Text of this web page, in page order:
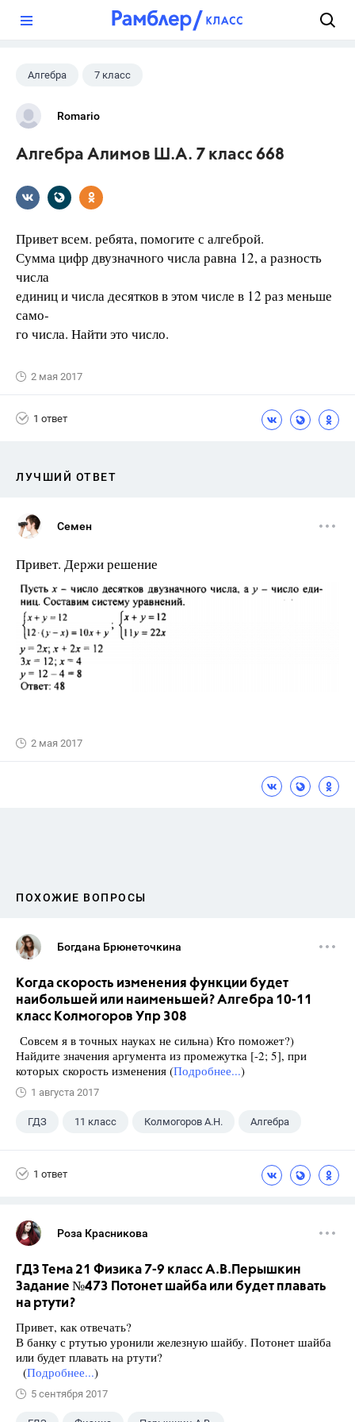
Алгебра 7 класс
Romario
Алгебра Алимов Ш.А. 7 класс 668
Привет всем. ребята, помогите с алгеброй.
Сумма цифр двузначного числа равна 12, а разность
числа
единиц и числа десятков в этом числе в 12 раз меньше
само-
го числа. Найти это число.
2 мая 2017
1 ответ
ЛУЧШИЙ ОТВЕТ
Семен
Привет. Держи решение
2 мая 2017
ПОХОЖИЕ ВОПРОСЫ
Богдана Брюнеточкина
Когда скорость изменения функции будет
наибольшей или наименьшей? Алгебра 10-11
класс Колмогоров Упр 308
Совсем я в точных науках не сильна) Кто поможет?)
Найдите значения аргумента из промежутка [-2; 5], при
которых скорость изменения (Подробнее...)
1 августа 2017
ГДЗ 11 класс Колмогоров А.Н. Алгебра
1 ответ
Роза Красникова
ГДЗ Тема 21 Физика 7-9 класс А.В.Перышкин
Задание №473 Потонет шайба или будет плавать
на ртути?
Привет, как отвечать?
В банку с ртутью уронили железную шайбу. По­тонет шайба
или будет плавать на ртути?
(Подробнее...)
5 сентября 2017